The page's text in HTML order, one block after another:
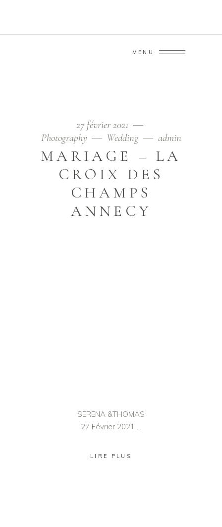
MENU
27 février 2021
Photography
Wedding admin
MARIAGE – LA
CROIX DES
CHAMPS
ANNECY
SERENA &THOMAS
27 Février 2021
LIRE PLUS